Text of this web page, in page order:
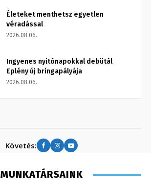
Életeket menthetsz egyetlen
véradással
2026.08.06.
Ingyenes nyitónapokkal debütál
Eplény új bringapályája
2026.08.06.
Követés:
MUNKATÁRSAINK